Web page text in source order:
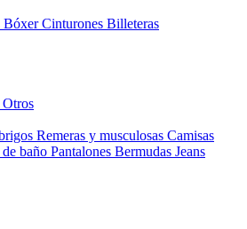
BóxerCinturones Billeteras
Remeras y musculosas Camisas
baño Pantalones Bermudas Jeans